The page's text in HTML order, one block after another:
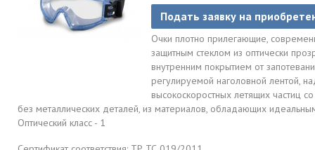
Подать заявку на
Очки плотно прилегающие,
защитным стеклом из оптически
внутренним покрытием от
регулируемой наголовной лентой,
высокоскоростных летящих частиц
без металлических деталей, из материалов, обладающих
Оптический класс - 1